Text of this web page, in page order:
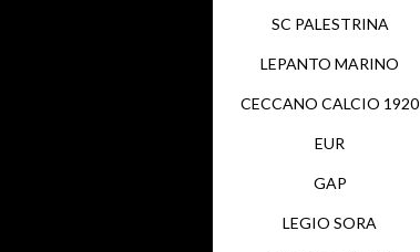
SC PALESTRINA
LEPANTO MARINO
CECCANO CALCIO 1920
EUR
GAP
LEGIO SORA